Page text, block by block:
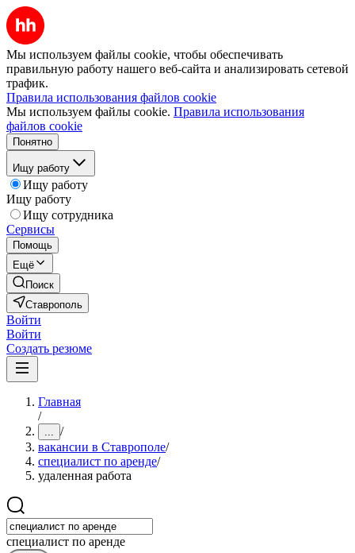
Мы используем файлы cookie, чтобы обеспечивать
правильную работу нашего веб-сайта и анализировать сетевой
трафик.
Правила использования файлов cookie
Мы используем файлы cookie. Правила использования
файлов cookie
Понятно
Ищу работу
Ищу работу
Ищу работу
Ищу сотрудника
Сервисы
Помощь
Ещё
Поиск
Ставрополь
Войти
Войти
Создать резюме
Главная
/
... /
вакансии в Ставрополе/
специалист по аренде/
удаленная работа
специалист по аренде